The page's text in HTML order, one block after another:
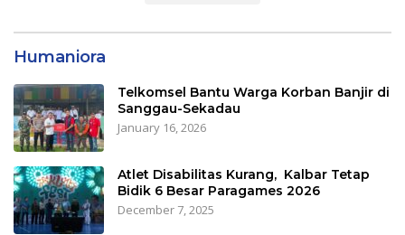
Humaniora
Telkomsel Bantu Warga Korban Banjir di
Sanggau-Sekadau
January 16, 2026
Atlet Disabilitas Kurang, Kalbar Tetap
Bidik 6 Besar Paragames 2026
December 7, 2025